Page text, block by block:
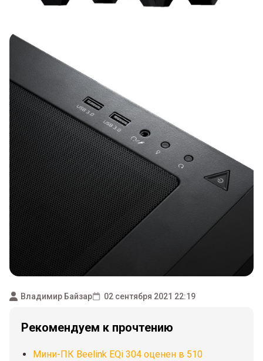
Владимир Байзар 02 сентября 2021 22:19
Рекомендуем к прочтению
Мини-ПК Beelink EQi 304 оценен в 510